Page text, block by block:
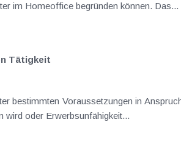
im Homeoffice begründen können. Das...
Tätigkeit
bestimmten Voraussetzungen in
wird oder Erwerbsunfähigkeit...